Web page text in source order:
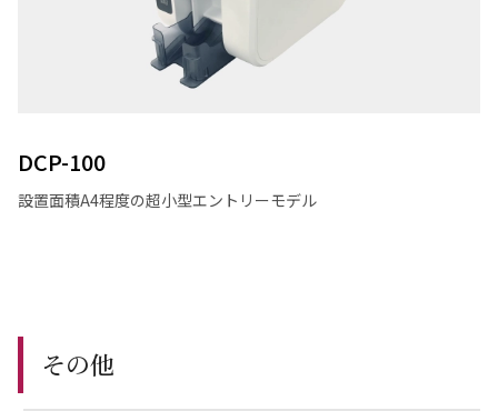
DCP-100
設置面積A4程度の超小型エントリーモデル
その他